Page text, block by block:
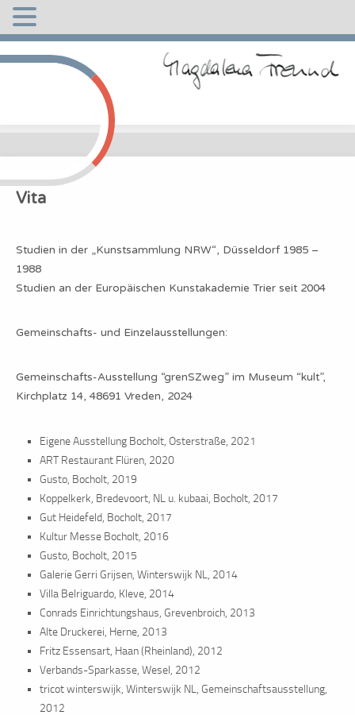
Skip
to
Instagram
Datenschutzerklärung
Vita
Studien in der „Kunstsammlung NRW“, Düsseldorf 1985 –
1988
Studien an der Europäischen Kunstakademie Trier seit 2004
Gemeinschafts- und Einzelausstellungen:
Gemeinschafts-Ausstellung “grenSZweg” im Museum “kult”,
Kirchplatz 14, 48691 Vreden, 2024
Eigene Ausstellung Bocholt, Osterstraße, 2021
ART Restaurant Flüren, 2020
Gusto, Bocholt, 2019
Koppelkerk, Bredevoort, NL u. kubaai, Bocholt, 2017
Gut Heidefeld, Bocholt, 2017
Kultur Messe Bocholt, 2016
Gusto, Bocholt, 2015
Galerie Gerri Grijsen, Winterswijk NL, 2014
Villa Belriguardo, Kleve, 2014
Conrads Einrichtungshaus, Grevenbroich, 2013
Alte Druckerei, Herne, 2013
Fritz Essensart, Haan (Rheinland), 2012
Verbands-Sparkasse, Wesel, 2012
tricot winterswijk, Winterswijk NL, Gemeinschaftsausstellung,
2012